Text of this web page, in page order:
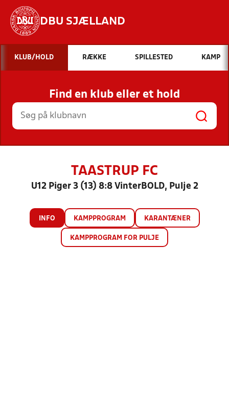
DBU SJÆLLAND
Hvad vil du søge efter?
INDHOLD OG NYHEDER
STILLINGER, RESULTATER, KLUBBER OG
HOLD
KLUB/HOLD RÆKKE SPILLESTED KAMP
Find en klub eller et hold
TAASTRUP FC
U12 Piger 3 (13) 8:8 VinterBOLD, Pulje 2
INFO KAMPPROGRAM KARANTÆNER
KAMPPROGRAM FOR PULJE